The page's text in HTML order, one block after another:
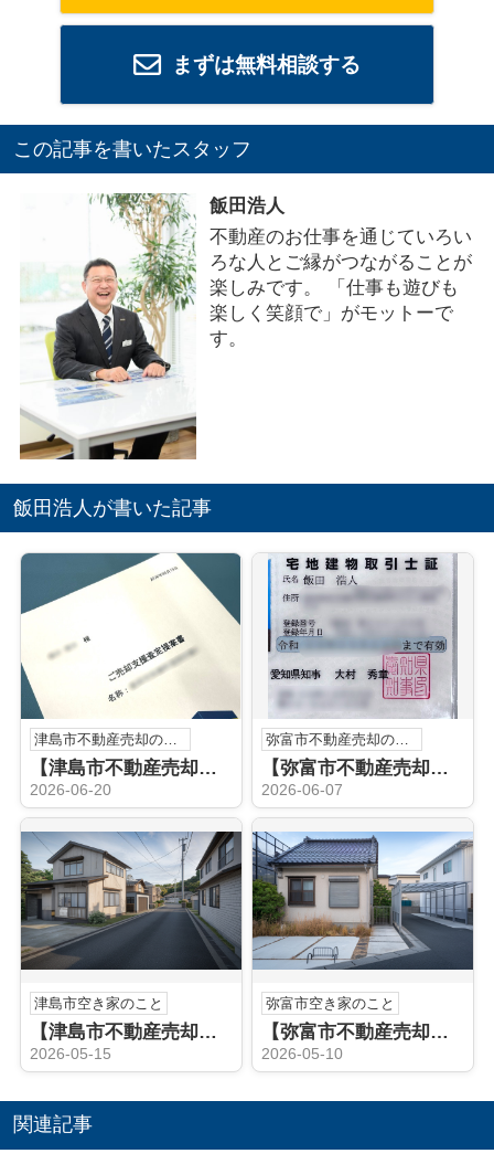
まずは無料相談する
この記事を書いたスタッフ
飯田浩人
不動産のお仕事を通じていろい
ろな人とご縁がつながることが
楽しみです。 「仕事も遊びも
楽しく笑顔で」がモットーで
す。
飯田浩人が書いた記事
津島市不動産売却のこと
【津島市不動産売却】不動産売却査定
2026-06-20
【弥富市不動産売却】宅地建物取引士
2026-06-07
津島市空き家のこと
【津島市不動産売却】津島市の空き家売却でお悩みですか？相談の流れと注意点をやさしく解説
2026-05-15
弥富市空き家のこと
【弥富市不動産売却】弥富市の空き家売却はどう進める？方法と流れを分かりやすく解説
2026-05-10
関連記事